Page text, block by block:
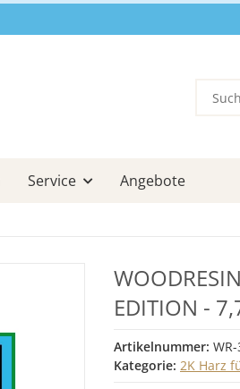
Service Angebote
EDITION -
Artikelnummer:
Kategorie: 2K Harz